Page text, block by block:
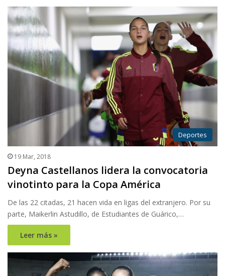
Deportes
19 Mar, 2018
Deyna Castellanos lidera la convocatoria
vinotinto para la Copa América
De las 22 citadas, 21 hacen vida en ligas del extranjero. Por su
parte, Maikerlin Astudillo, de Estudiantes de Guárico,…
Leer más »